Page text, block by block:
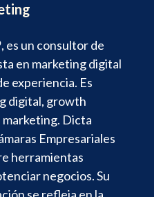
, es un consultor de
en marketing digital
experiencia. Es
digital, growth
Dicta
Empresariales
herramientas
negocios. Su